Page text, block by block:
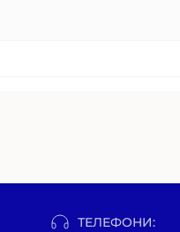
ТЕЛЕФОНИ: